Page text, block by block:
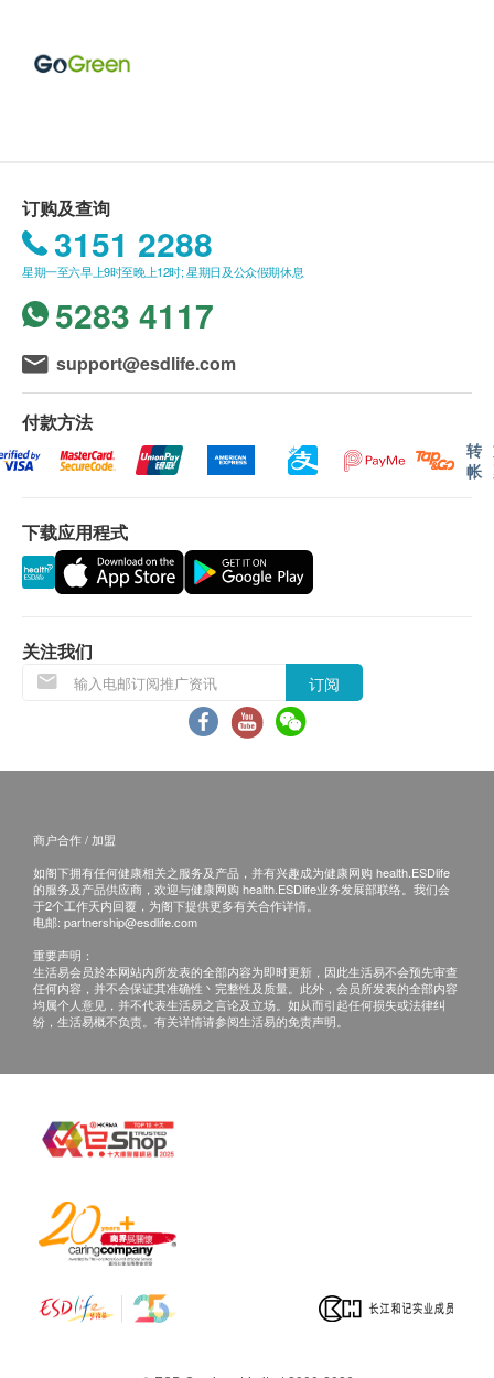
少 3 个工作天向绿研团队提出。
触媒类别不能喷涂的范围包括︰金属表面、瓷砖表面、
玻璃表面、云石表面、镜面及胶面等。
单位需完成装修及客户需预先清洁单位内的所有墙身、
柜内/外、家俬表面等，确保清洁表面。
害虫防治服务:
单位预先进行清洁，以配合防虫工作，而完成工作后，
并不需要额外清洁。
服务地区:
取。
离岛，汽车不能直达或没有升降机设备之地点请先联络
绿研团队查询。
港岛地区：$100
上水、粉岭、西贡地区：$150
东涌、马湾地区：$180
愉景湾地区：$200
置的新家俬。
费提供支援服务 。
如测量后指数未有超标，绿研团队将收取 $500 出勤费
用。
订购及查询
3151 2288
星期一至六早上9时至晚上12时; 星期日及公众假期休息
5283 4117
support@esdlife.com
付款方法
转
帐
下载应用程式
关注我们
订阅
商户合作 / 加盟
如阁下拥有任何健康相关之服务及产品，并有兴趣成为健康网购 health.ESDlife
的服务及产品供应商，欢迎与健康网购 health.ESDlife业务发展部联络。我们会
于2个工作天内回覆，为阁下提供更多有关合作详情。
电邮: partnership@esdlife.com
重要声明：
生活易会员於本网站内所发表的全部内容为即时更新，因此生活易不会预先审查
任何内容，并不会保证其准确性丶完整性及质量。此外，会员所发表的全部内容
均属个人意见，并不代表生活易之言论及立场。如从而引起任何损失或法律纠
纷，生活易概不负责。有关详情请参阅生活易的免责声明。